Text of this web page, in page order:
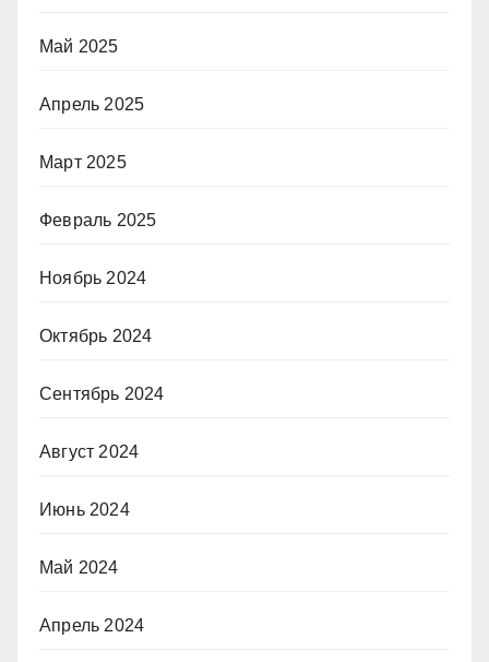
Май 2025
Апрель 2025
Март 2025
Февраль 2025
Ноябрь 2024
Октябрь 2024
Сентябрь 2024
Август 2024
Июнь 2024
Май 2024
Апрель 2024